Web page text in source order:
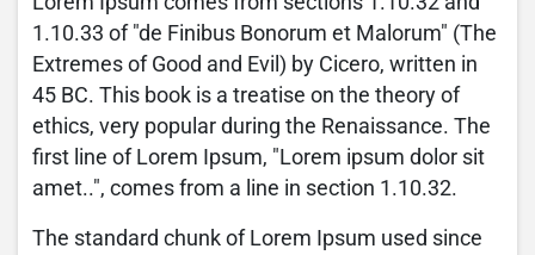
1.10.33 of "de Finibus Bonorum et Malorum" (The
Extremes of Good and Evil) by Cicero, written in
45 BC. This book is a treatise on the theory of
ethics, very popular during the Renaissance. The
first line of Lorem Ipsum, "Lorem ipsum dolor sit
amet..", comes from a line in section 1.10.32.
The standard chunk of Lorem Ipsum used since